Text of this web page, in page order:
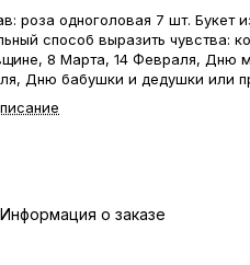
роза одноголовая 7 шт. Букет
способ выразить чувства:
8 Марта, 14 Февраля, Дню
Дню бабушки и дедушки или
— в подарок. Цветочный
Информация о заказе